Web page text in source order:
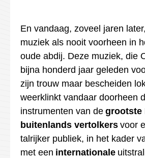
En vandaag, zoveel jaren
muziek als nooit voorheen in
oude abdij. Deze muziek, die
bijna honderd jaar geleden
zijn trouw maar bescheiden
weerklinkt vandaar doorheen
instrumenten van de grootste
buitenlands vertolkers voor
talrijker publiek, in het kader
met een internationale